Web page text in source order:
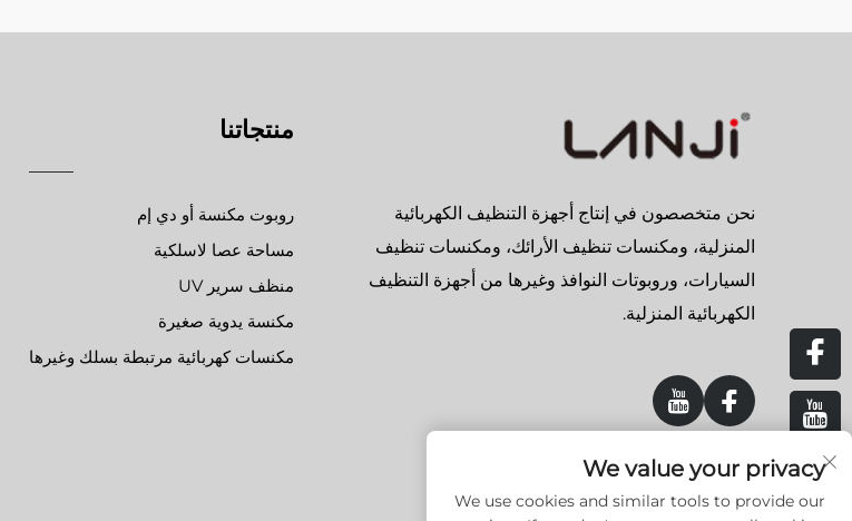
نحن متخصصون في إنتاج أجهزة التنظيف الكهربائية
المنزلية، ومكنسات تنظيف الأرائك، ومكنسات تنظيف
السيارات، وروبوتات النوافذ وغيرها من أجهزة التنظيف
الكهربائية المنزلية.
منتجاتنا
روبوت مكنسة أو دي إم
مساحة عصا لاسلكية
منظف سرير UV
مكنسة يدوية صغيرة
مكنسات كهربائية مرتبطة بسلك وغيرها
We value your privacy
We use cookies and similar tools to provide our